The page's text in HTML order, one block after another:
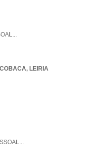
...
, LEIRIA
...